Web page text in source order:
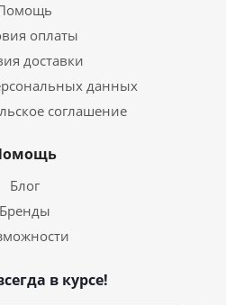
оплаты
доставки
данных
соглашение
Блог
Бренды
в курсе!